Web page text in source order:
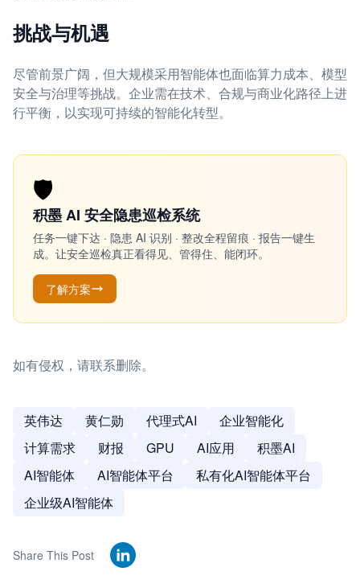
挑战与机遇
尽管前景广阔，但大规模采用智能体也面临算力成本、模型
安全与治理等挑战。企业需在技术、合规与商业化路径上进
行平衡，以实现可持续的智能化转型。
🛡️
积墨 AI 安全隐患巡检系统
任务一键下达 · 隐患 AI 识别 · 整改全程留痕 · 报告一键生
成。让安全巡检真正看得见、管得住、能闭环。
了解方案
如有侵权，请联系删除。
英伟达 黄仁勋 代理式AI
企业智能化
计算需求
财报 GPU AI应用
积墨AI
AI智能体
AI智能体平台
私有化AI智能体平台
企业级AI智能体
Share This Post